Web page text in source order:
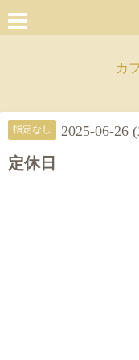
カ
指定なし 2025-06-26
定休日